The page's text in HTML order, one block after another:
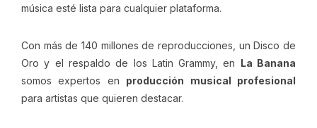
música esté lista para cualquier plataforma.
Con más de 140 millones de reproducciones, un Disco de
Oro y el respaldo de los Latin Grammy, en La Banana
somos expertos en producción musical profesional
para artistas que quieren destacar.